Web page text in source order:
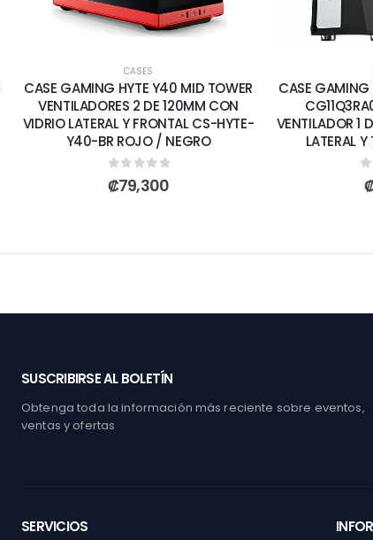
CASES
CASE GAMING HYTE Y40 MID TOWER
VENTILADORES 2 DE 120MM CON
VIDRIO LATERAL Y FRONTAL CS-HYTE-
Y40-BR ROJO / NEGRO
0out of 5
₡79,300
CASE GAMING
VENTILADOR 1
LATERAL
0
SUSCRIBIRSE AL BOLETÍN
Obtenga toda la información más reciente sobre eventos,
ventas y ofertas
SERVICIOS